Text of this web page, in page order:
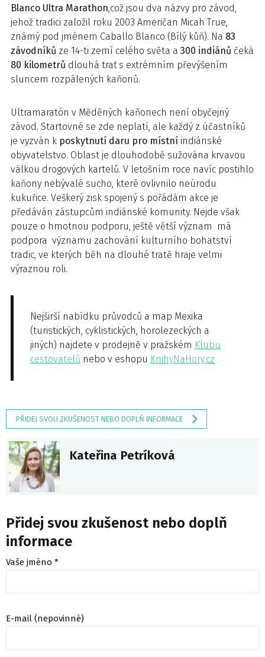
Blanco Ultra Marathon,což jsou dva názvy pro závod,
jehož tradici založil roku 2003 Američan Micah True,
známý pod jménem Caballo Blanco (Bílý kůň). Na 83
závodníků ze 14-ti zemí celého světa a 300 indiánů čeká
80 kilometrů dlouhá trať s extrémním převýšením
sluncem rozpálených kaňonů.
Ultramaratón v Měděných kaňonech není obyčejný
závod. Startovné se zde neplatí, ale každý z účastníků
je vyzván k poskytnutí daru pro místní indiánské
obyvatelstvo. Oblast je dlouhodobě sužována krvavou
válkou drogových kartelů. V letošním roce navíc postihlo
kaňony nebývalé sucho, které ovlivnilo neúrodu
kukuřice. Veškerý zisk spojený s pořádám akce je
předáván zástupcům indiánské komunity. Nejde však
pouze o hmotnou podporu, ještě větší význam má
podpora významu zachování kulturního bohatství
tradic, ve kterých běh na dlouhé tratě hraje velmi
výraznou roli.
Nejširší nabídku průvodců a map Mexika
(turistických, cyklistických, horolezeckých a
jiných) najdete v prodejně v pražském Klubu
cestovatelů nebo v eshopu KnihyNaHory.cz
PŘIDEJ SVOU ZKUŠENOST NEBO DOPLŇ INFORMACE
Kateřina Petríková
Přidej svou zkušenost nebo doplň
informace
Vaše jméno *
E-mail (nepovinné)